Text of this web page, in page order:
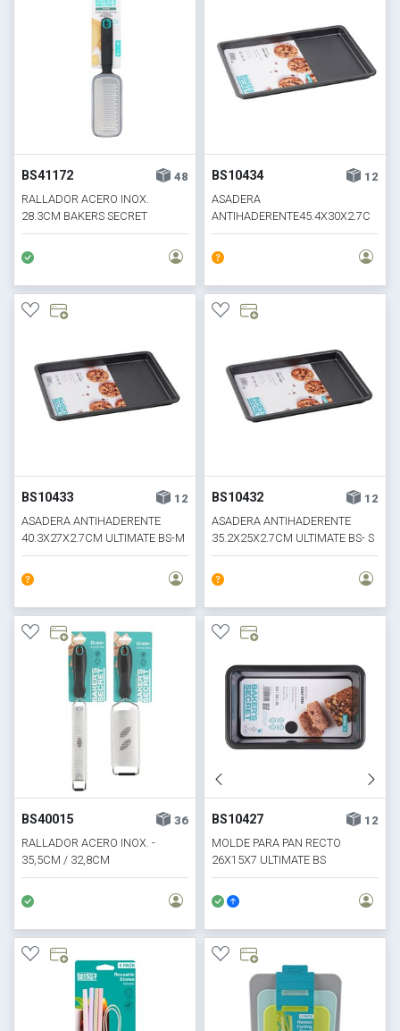
BS41172
48
RALLADOR ACERO INOX.
28.3CM BAKERS SECRET
BS10434
12
ASADERA
ANTIHADERENTE45.4X30X2.7C
M ULTIMATE BS- L
BS10433
12
ASADERA ANTIHADERENTE
40.3X27X2.7CM ULTIMATE BS-M
BS10432
12
ASADERA ANTIHADERENTE
35.2X25X2.7CM ULTIMATE BS- S
BS40015
36
RALLADOR ACERO INOX. -
35,5CM / 32,8CM
BS10427
12
MOLDE PARA PAN RECTO
26X15X7 ULTIMATE BS